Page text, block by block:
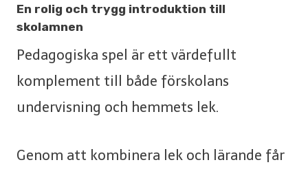
En rolig och trygg introduktion till
skolamnen
Pedagogiska spel är ett värdefullt
komplement till både förskolans
undervisning och hemmets lek.
Genom att kombinera lek och lärande får